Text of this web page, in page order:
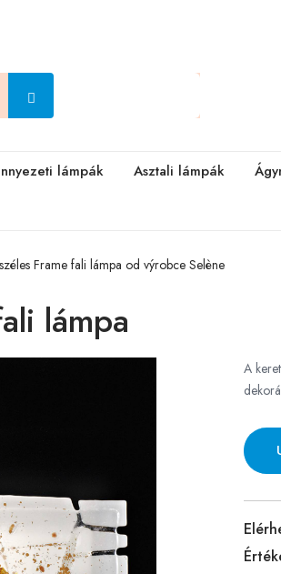
lámpák Asztali lámpák
Frame fali lámpa od výrobce Selène
lámpa
A